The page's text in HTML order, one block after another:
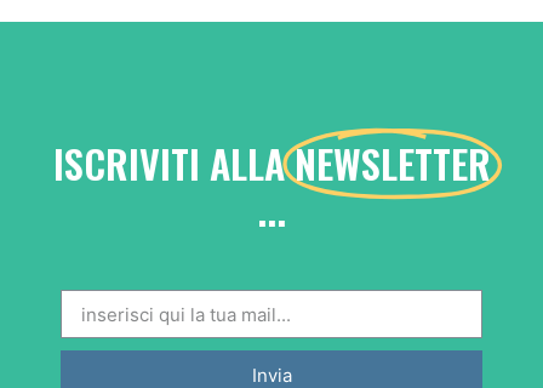
ISCRIVITI ALLANEWSLETTER
...
Invia